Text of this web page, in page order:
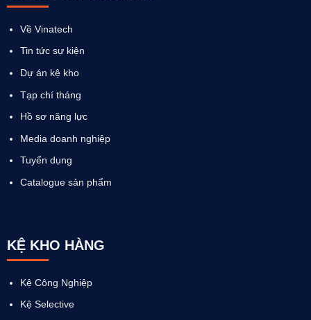
Về Vinatech
Tin tức sự kiện
Dự án kệ kho
Tạp chí tháng
Hồ sơ năng lực
Media doanh nghiệp
Tuyển dụng
Catalogue sản phẩm
KỆ KHO HÀNG
Kệ Công Nghiệp
Kệ Selective